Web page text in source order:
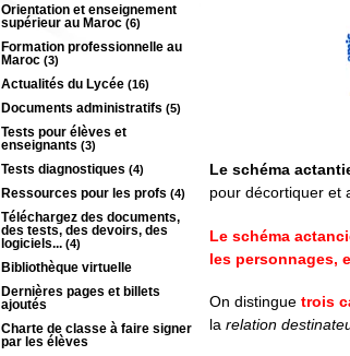
Orientation et enseignement
supérieur au Maroc (6)
Formation professionnelle au
Maroc (3)
Actualités du Lycée (16)
Documents administratifs (5)
Tests pour élèves et
enseignants (3)
Tests diagnostiques (4)
Ressources pour les profs (4)
Téléchargez des documents,
des tests, des devoirs, des
logiciels... (4)
Bibliothèque virtuelle
Dernières pages et billets
ajoutés
Charte de classe à faire signer
par les élèves
Le schéma
pour décortiquer et
Le schéma
les personnages,
On distingue trois
la relation